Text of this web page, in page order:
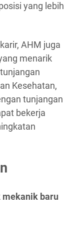
yang lebih
AHM juga
menarik
Kesehatan,
tunjangan
bekerja
mekanik baru